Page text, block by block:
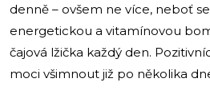
denně – ovšem ne více, neboť
energetickou a vitamínovou
čajová lžička každý den.
moci všimnout již po několika